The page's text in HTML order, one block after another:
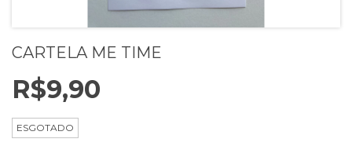
CARTELA ME TIME
R$9,90
ESGOTADO